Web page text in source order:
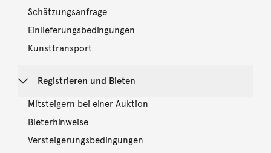
Schätzungsanfrage
Einlieferungsbedingungen
Kunsttransport
Registrieren und Bieten
Mitsteigern bei einer Auktion
Bieterhinweise
Versteigerungsbedingungen